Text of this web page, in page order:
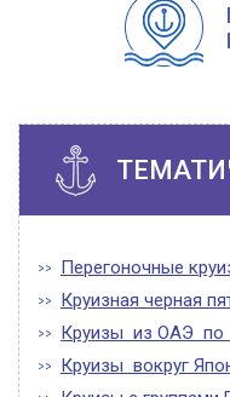
Перегоночные
Круизная черная
Круизы из ОАЭ по
Круизы вокруг